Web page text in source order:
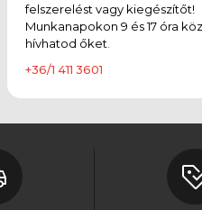
felszerelést vagy kiegészítőt!
Munkanapokon 9 és 17 óra
hívhatod őket.
+36/1 411 3601